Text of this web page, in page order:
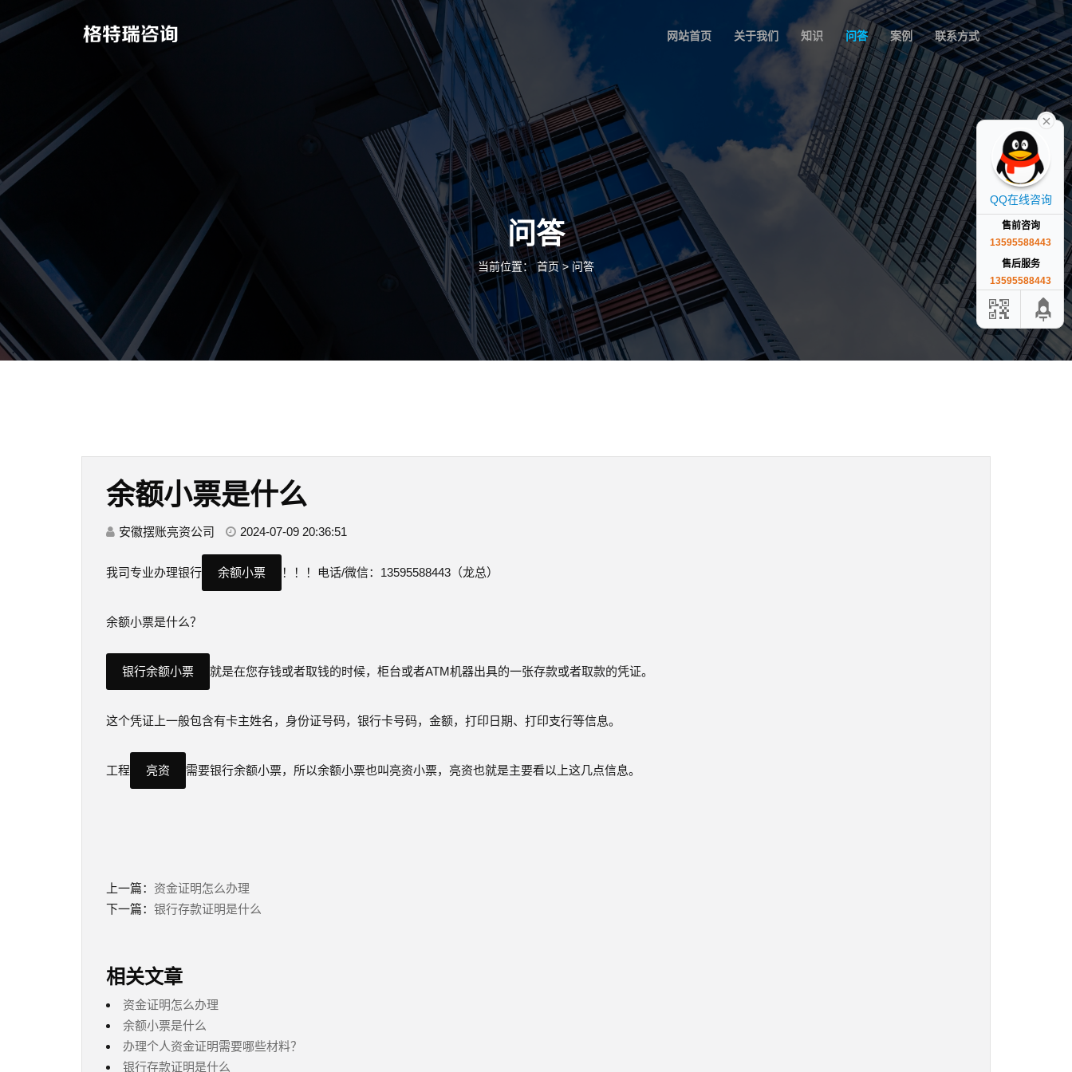
网站首页 关于我们 知识 问答 案例 联系方式
问答
当前位置：首页> 问答
余额小票是什么
安徽摆账亮资公司 2024-07-09 20:36:51
我司专业办理银行 余额小票 ！！！电话/微信：13595588443（龙总）
余额小票是什么？
银行余额小票 就是在您存钱或者取钱的时候，柜台或者ATM机器出具的一张存款或者取款的凭证。
这个凭证上一般包含有卡主姓名，身份证号码，银行卡号码，金额，打印日期、打印支行等信息。
工程 亮资 需要银行余额小票，所以余额小票也叫亮资小票，亮资也就是主要看以上这几点信息。
上一篇： 资金证明怎么办理
下一篇： 银行存款证明是什么
相关文章
资金证明怎么办理
余额小票是什么
办理个人资金证明需要哪些材料？
银行存款证明是什么
QQ在线咨询
售前咨询
13595588443
售后服务
13595588443